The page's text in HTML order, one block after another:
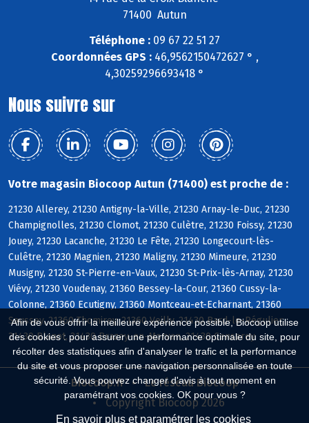
Afin de vous offrir la meilleure expérience possible, Biocoop utilise
des cookies : pour assurer une performance optimale du site, pour
récolter des statistiques afin d'analyser le trafic et la performance
du site et vous proposer une navigation personnalisée en toute
sécurité. Vous pouvez changer d'avis à tout moment en
paramétrant vos cookies. OK pour vous ?
En savoir plus et paramétrer les cookies
71400 Autun
Téléphone : 09 67 22 51 27
Coordonnées GPS :46,9562150472627 ° ,
4,30259296693418 °
Nous suivre sur
Votre magasin Biocoop Autun (71400) est proche de :
21230 Allerey, 21230 Antigny-la-Ville, 21230 Arnay-le-Duc, 21230
Champignolles, 21230 Clomot, 21230 Culètre, 21230 Foissy, 21230
Jouey, 21230 Lacanche, 21230 Le Fête, 21230 Longecourt-lès-
Culêtre, 21230 Magnien, 21230 Maligny, 21230 Mimeure, 21230
Musigny, 21230 St-Pierre-en-Vaux, 21230 St-Prix-lès-Arnay, 21230
Viévy, 21230 Voudenay, 21360 Bessey-la-Cour, 21360 Cussy-la-
Colonne, 21360 Ecutigny, 21360 Montceau-et-Echarnant, 21360
Saussey, 21360 Thomirey, 21360 Veilly, 21430 Bard-le-Régulier,
21430 Blanot, 21430 Brazey-en-Morvan, 21430 Censerey
Biocoop.fr
Le réseau Biocoop
Copyright Biocoop 2026